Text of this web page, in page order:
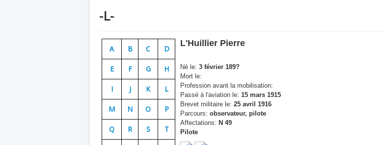
-L-
A B C D
E F G H
I J K L
M N O P
Q R S T
L'Huillier Pierre
Né le: 3 février 189?
Mort le:
Profession avant la mobilisation:
Passé à l'aviation le: 15 mars 1915
Brevet militaire le: 25 avril 1916
Parcours: observateur, pilote
Affectations: N 49
Pilote